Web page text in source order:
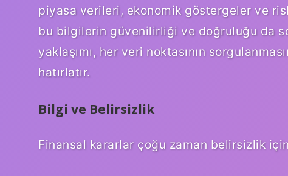
piyasa verileri, ekonomik göstergeler ve
bu bilgilerin güvenilirliği ve doğruluğu da
yaklaşımı, her veri noktasının
hatırlatır.
Bilgi ve Belirsizlik
Finansal kararlar çoğu zaman belirsizlik